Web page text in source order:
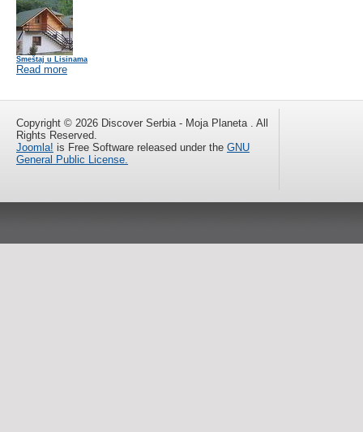
Smeštaj u Lisinama
Read more
Copyright © 2026 Discover Serbia - Moja Planeta . All
Rights Reserved.
Joomla! is Free Software released under the GNU
General Public License.